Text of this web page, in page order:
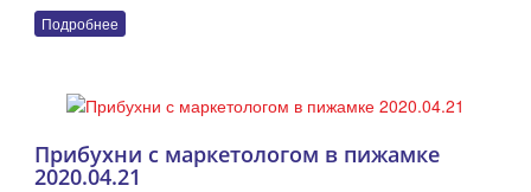
Подробнее
Прибухни с маркетологом в пижамке
2020.04.21